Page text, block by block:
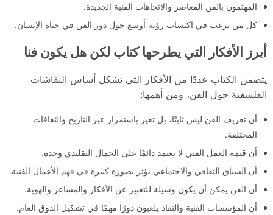
المهتمون بالفن المعاصر والاتجاهات الفنية الجديدة.
كل من يرغب في اكتساب رؤية أوسع حول دور الفن في حياة الإنسان.
أبرز الأفكار التي يطرحها كتاب لكن هل يكون فنا
يتضمن الكتاب عددًا من الأفكار التي تشكل أساس النقاشات
الفلسفية حول الفن، ومن أهمها:
أن تعريف الفن ليس ثابتًا، بل تغير باستمرار عبر التاريخ والثقافات
المختلفة.
أن قيمة العمل الفني لا تعتمد دائمًا على الجمال التقليدي وحده.
أن السياق الثقافي والاجتماعي يؤثر بصورة كبيرة في فهم الأعمال الفنية.
أن الفن يمكن أن يكون وسيلة للتعبير عن الأفكار والمشاعر والهوية.
أن المؤسسات الفنية والنقاد يلعبون دورًا مهمًا في تشكيل الذوق العام.